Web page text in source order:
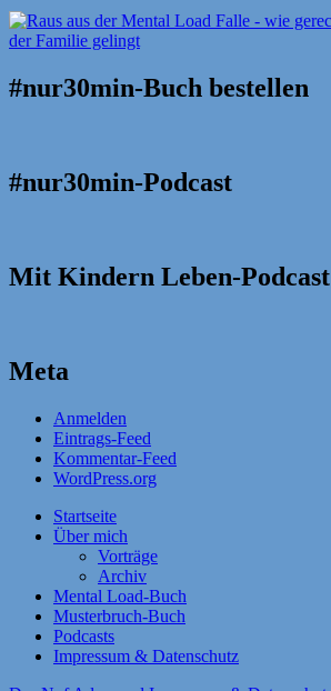
#nur30min-Buch bestellen
#nur30min-Podcast
Mit Kindern Leben-Podcast
Meta
Anmelden
Eintrags-Feed
Kommentar-Feed
WordPress.org
Startseite
Über mich
Vorträge
Archiv
Mental Load-Buch
Musterbruch-Buch
Podcasts
Impressum & Datenschutz